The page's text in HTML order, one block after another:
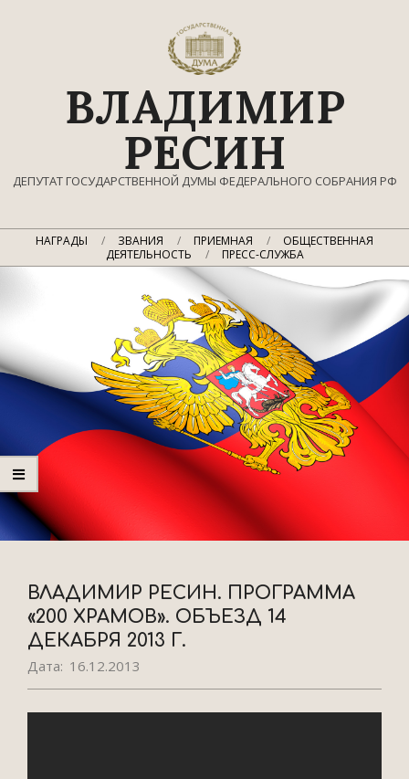
ВЛАДИМИР
РЕСИН
ДЕПУТАТ ГОСУДАРСТВЕННОЙ ДУМЫ ФЕДЕРАЛЬНОГО СОБРАНИЯ РФ
Главное
НАГРАДЫ ЗВАНИЯ ПРИЕМНАЯ
ОБЩЕСТВЕННАЯ
ДЕЯТЕЛЬНОСТЬ
ПРЕСС-СЛУЖБА
ВЛАДИМИР РЕСИН. ПРОГРАММА
«200 ХРАМОВ». ОБЪЕЗД 14
ДЕКАБРЯ 2013 Г.
Дата: 16.12.2013